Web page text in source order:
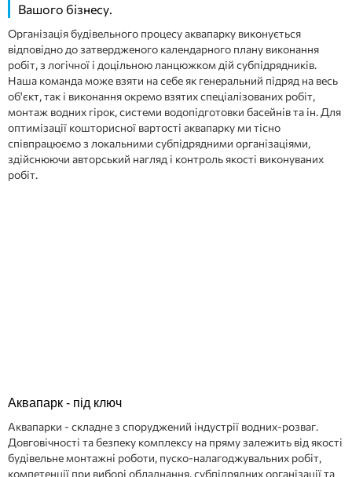
Вашого бізнесу.
Організація будівельного процесу аквапарку виконується
відповідно до затвердженого календарного плану виконання
робіт, з логічної і доцільною ланцюжком дій субпідрядників.
Наша команда може взяти на себе як генеральний підряд на весь
об'єкт, так і виконання окремо взятих спеціалізованих робіт,
монтаж водних гірок, системи водопідготовки басейнів та ін. Для
оптимізації кошторисної вартості аквапарку ми тісно
співпрацюємо з локальними субпідрядними організаціями,
здійснюючи авторський нагляд і контроль якості виконуваних
робіт.
Аквапарк - під ключ
Аквапарки - складне з споруджений індустрії водних-розваг.
Довговічності та безпеку комплексу на пряму залежить від якості
будівельне монтажні роботи, пуско-налагоджувальних робіт,
компетенції при виборі обладнання, субпідрядних організації та